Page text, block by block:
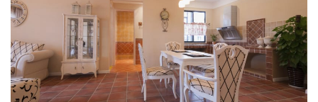
Bydlení
Zahrada
Design